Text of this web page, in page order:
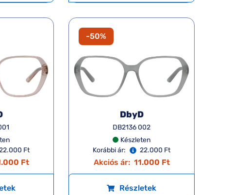
Ft
Ft
-50%
DbyD
DB2136 002
Készleten
Korábbi ár:
22.000 Ft
Akciós ár: 11.000 Ft
Részletek